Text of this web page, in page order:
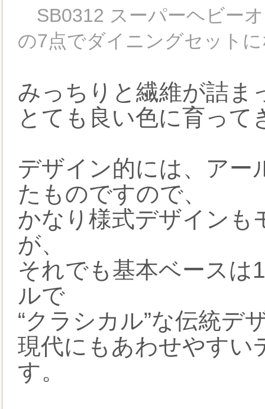
SB0312 スーパーヘビー
の7点でダイニングセット
みっちりと繊維が詰ま
とても良い色に育って
デザイン的には、アー
たものですので、
かなり様式デザインも
が、
それでも基本ベースは
ルで
“クラシカル”な伝統デ
現代にもあわせやすい
す。